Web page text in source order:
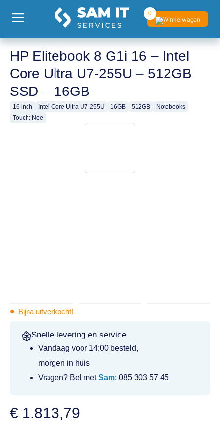
0
HP Elitebook 8 G1i 16 – Intel
Core Ultra U7-255U – 512GB
SSD – 16GB
16 inch Intel Core Ultra U7-255U 16GB 512GB
Notebooks
Touch: Nee
• Bijna uitverkocht!
Snelle levering en service
Vandaag voor 14:00 besteld,
morgen in huis
Vragen? Bel metSam: 085 303 57 45
€ 1.813,79